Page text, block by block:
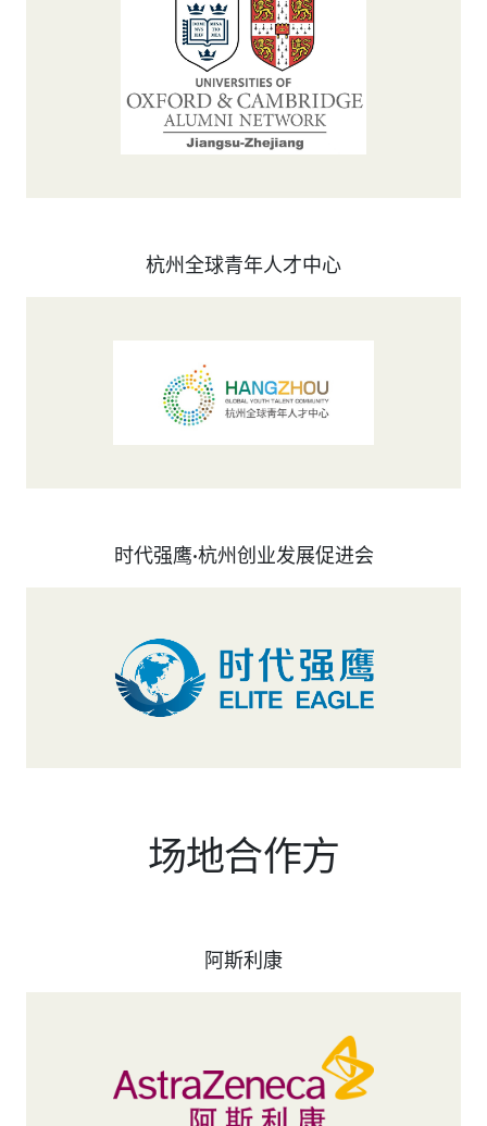
杭州全球青年人才中心
时代强鹰·杭州创业发展促进会
场地合作方
阿斯利康